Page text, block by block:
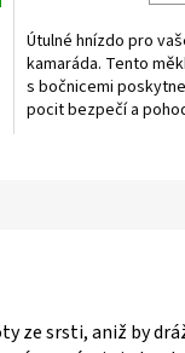
z
5
hvězdiček.
Útulné hnízdo pro
kamaráda. Tento
s bočnicemi
pocit bezpečí a
ze srsti, aniž by